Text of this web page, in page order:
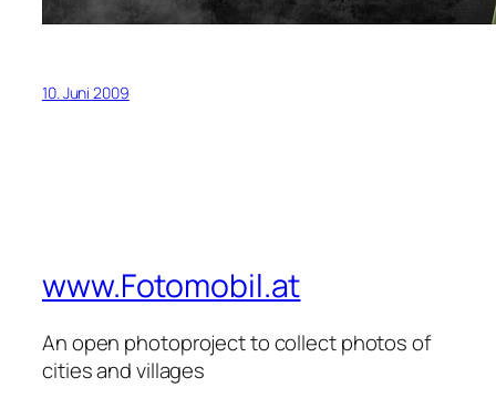
10. Juni 2009
www.Fotomobil.at
An open photoproject to collect photos of
cities and villages